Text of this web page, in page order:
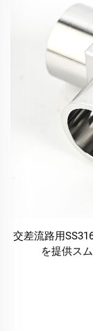
交差流路用
を提供ス